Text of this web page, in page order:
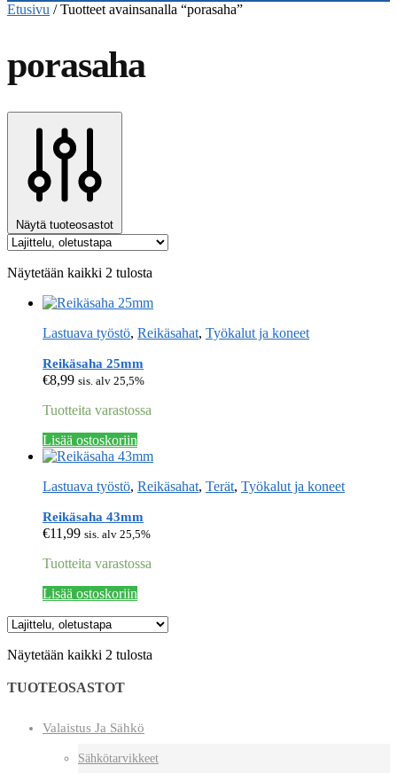
Etusivu /Tuotteet avainsanalla “porasaha”
porasaha
Näytä tuoteosastot
Näytetään kaikki 2 tulosta
Lastuava työstö, Reikäsahat, Työkalut ja koneet
Reikäsaha 25mm
€8,99 sis. alv 25,5%
Tuotteita varastossa
Lisää ostoskoriin
Lastuava työstö, Reikäsahat, Terät, Työkalut ja koneet
Reikäsaha 43mm
€11,99 sis. alv 25,5%
Tuotteita varastossa
Lisää ostoskoriin
Näytetään kaikki 2 tulosta
TUOTEOSASTOT
Valaistus Ja Sähkö
Sähkötarvikkeet